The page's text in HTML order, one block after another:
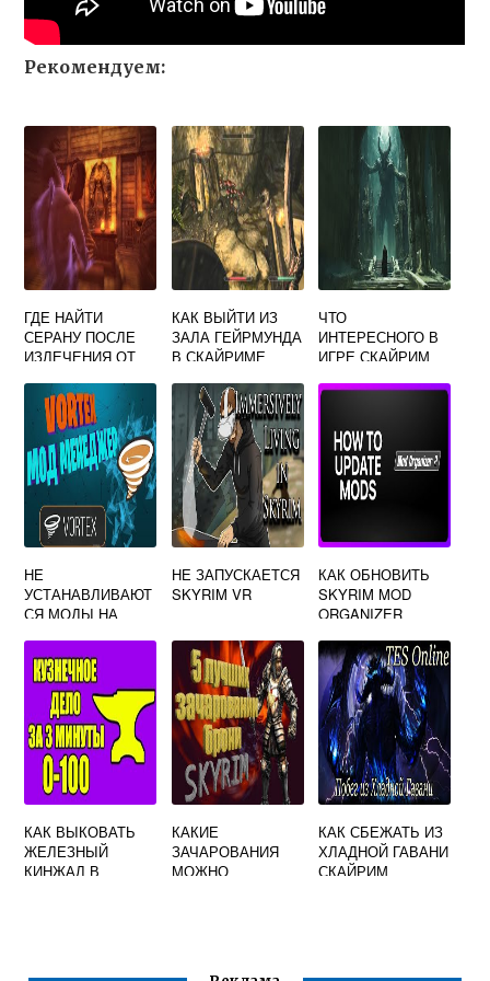
Рекомендуем:
ГДЕ НАЙТИ
СЕРАНУ ПОСЛЕ
ИЗЛЕЧЕНИЯ ОТ
СКАЙРИМЕ
КАК ВЫЙТИ ИЗ
ЗАЛА ГЕЙРМУНДА
В СКАЙРИМЕ
ЧТО
ИНТЕРЕСНОГО В
ИГРЕ СКАЙРИМ
НЕ
УСТАНАВЛИВАЮТ
СЯ МОДЫ НА
VORTEX
НЕ ЗАПУСКАЕТСЯ
SKYRIM VR
КАК ОБНОВИТЬ
SKYRIM MOD
ORGANIZER
КАК ВЫКОВАТЬ
ЖЕЛЕЗНЫЙ
КИНЖАЛ В
КАКИЕ
ЗАЧАРОВАНИЯ
МОЖНО
КАК СБЕЖАТЬ ИЗ
ХЛАДНОЙ ГАВАНИ
СКАЙРИМ